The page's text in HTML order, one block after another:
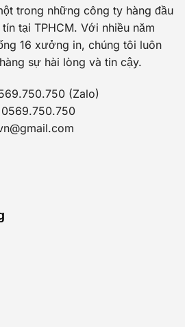
trong những công ty hàng đầu
tại TPHCM. Với nhiều năm
16 xưởng in, chúng tôi luôn
sự hài lòng và tin cậy.
(Zalo)
0569.750.750